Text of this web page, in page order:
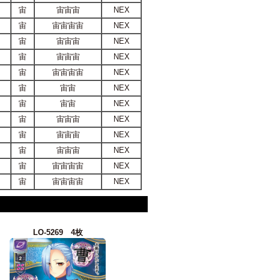
宙 宙宙宙
NEX
宙 宙宙宙宙
NEX
宙 宙宙宙
NEX
宙 宙宙宙
NEX
宙 宙宙宙宙
NEX
宙 宙宙
NEX
宙 宙宙
NEX
宙 宙宙宙
NEX
宙 宙宙宙
NEX
宙 宙宙宙
NEX
宙 宙宙宙宙
NEX
宙 宙宙宙宙 NEX
LO-5269 4枚